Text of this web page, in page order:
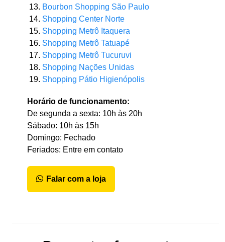
Bourbon Shopping São Paulo
Shopping Center Norte
Shopping Metrô Itaquera
Shopping Metrô Tatuapé
Shopping Metrô Tucuruvi
Shopping Nações Unidas
Shopping Pátio Higienópolis
Horário de funcionamento:
De segunda a sexta: 10h às 20h
Sábado: 10h às 15h
Domingo: Fechado
Feriados: Entre em contato
Falar com a loja